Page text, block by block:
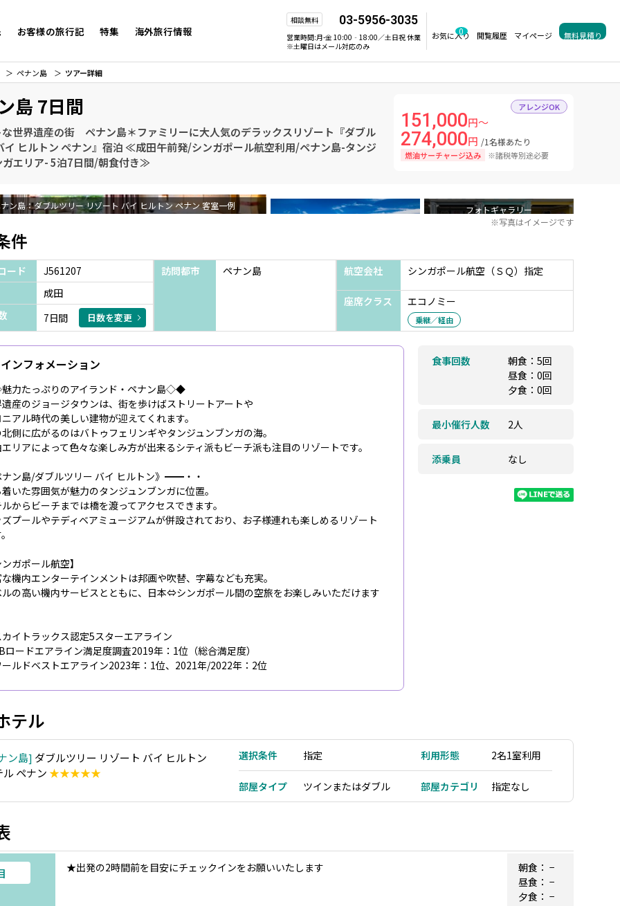
お客様の旅行記 特集 海外旅行情報
相談無料 03-5956-3035
営業時間:月-金 10:00‐18:00／土日祝 休業
※土曜日はメール対応のみ
お気に入り
0 閲覧履歴 マイページ 無料見積り
ペナン島 ツアー詳細
島 7日間
な世界遺産の街 ペナン島＊ファミリーに大人気のデラックスリゾート『ダブル
イ ヒルトン ペナン』宿泊 ≪成田午前発/シンガポール航空利用/ペナン島-タンジ
ガエリア- 5泊7日間/朝食付き≫
アレンジOK
151,000円～
274,000円 /1名様あたり
燃油サーチャージ込み ※諸税等別途必要
ン島：ダブルツリー リゾート バイ ヒルトン ペナン 客室一例
フォトギャラリー
※写真はイメージです
件
ード
J561207
成田
7日間 日数を変更
訪問都市 ペナン島 航空会社 シンガポール航空（ＳＱ）指定
座席クラス エコノミー
乗継／経由
インフォメーション
力たっぷりのアイランド・ペナン島◇◆
産のジョージタウンは、街を歩けばストリートアートや
アル時代の美しい建物が迎えてくれます。
側に広がるのはバトゥフェリンギやタンジュンブンガの海。
リアによって色々な楽しみ方が出来るシティ派もビーチ派も注目のリゾートです。
ン島/ダブルツリー バイ ヒルトン》━━・・
いた雰囲気が魅力のタンジュンブンガに位置。
からビーチまでは橋を渡ってアクセスできます。
プールやテディベアミュージアムが併設されており、お子様連れも楽しめるリゾート
ガポール航空】
機内エンターテインメントは邦画や吹替、字幕なども充実。
の高い機内サービスとともに、日本⇔シンガポール間の空旅をお楽しみいただけます
イトラックス認定5スターエアライン
ードエアライン満足度調査2019年：1位（総合満足度）
ルドベストエアライン2023年：1位、2021年/2022年：2位
食事回数
朝食：5回
昼食：0回
夕食：0回
最小催行人数 2人
添乗員 なし
テル
ン島 ダブルツリー リゾート バイ ヒルトン
ル ペナン ★★★★★
選択条件 指定 利用形態 2名1室利用
部屋タイプ ツインまたはダブル 部屋カテゴリ 指定なし
★出発の2時間前を目安にチェックインをお願いいたします 朝食： −
昼食： −
夕食： −